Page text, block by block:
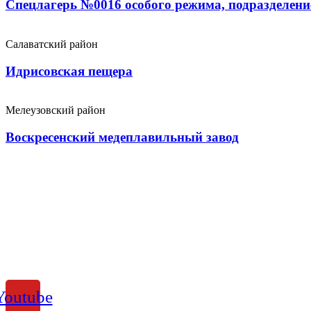
Спецлагерь №0016 особого режима,
Салаватский район
Идрисовская пещера
Мелеузовский район
Воскресенский медеплавильный завод